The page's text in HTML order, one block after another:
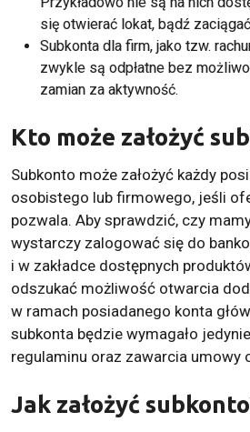
się otwierać lokat, bądź
Subkonta dla firm, jako tzw.
zwykle są odpłatne bez
zamian za aktywność.
Kto może założyć
Subkonto może założyć każdy
osobistego lub firmowego, jeśli
pozwala. Aby sprawdzić, czy
wystarczy zalogować się do
i w zakładce dostępnych
odszukać możliwość otwarcia
w ramach posiadanego konta
subkonta będzie wymagało
regulaminu oraz zawarcia umowy
Jak założyć